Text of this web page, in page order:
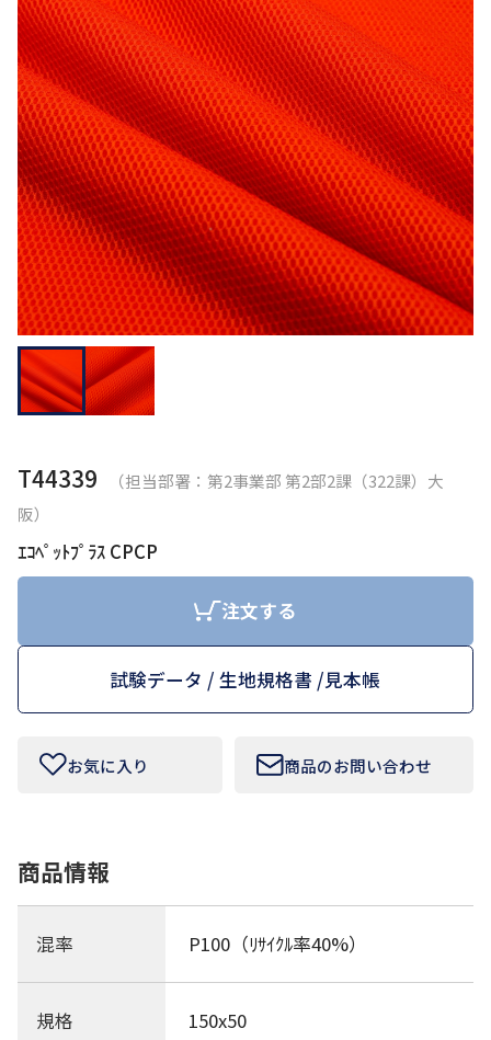
機能性から探す
会員様メニュー
ログイ
ン
お気に入
り
発注履
歴
ご利用ガイ
ド
問い合わせ
大阪本社 〒541-0052 大阪府中央区安土町3-3-9
東京本社 〒150-0001 東京都渋谷区神宮前1-3-10
お問い合わせフォームはこちら
Tamurakoma Textile Baseについて
よくあるご質問
会社概要
プライバシーポリシー
T44339
（担当部署：第2事業部 第2部2課（322課）大
阪）
ｴｺﾍﾟｯﾄﾌﾟﾗｽ CPCP
注文する
試験データ / 生地規格書 /見本帳
お気に入り 商品のお問い合わせ
商品情報
混率 P100（ﾘｻｲｸﾙ率40%）
規格
150x50